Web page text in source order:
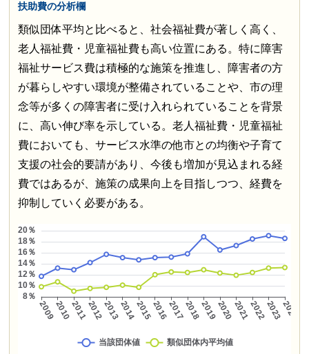
扶助費の分析欄
類似団体平均と比べると、社会福祉費が著しく高く、
老人福祉費・児童福祉費も高い位置にある。特に障害
福祉サービス費は積極的な施策を推進し、障害者の方
が暮らしやすい環境が整備されていることや、市の理
念等が多くの障害者に受け入れられていることを背景
に、高い伸び率を示している。老人福祉費・児童福祉
費においても、サービス水準の他市との均衡や子育て
支援の社会的要請があり、今後も増加が見込まれる経
費ではあるが、施策の成果向上を目指しつつ、経費を
抑制していく必要がある。